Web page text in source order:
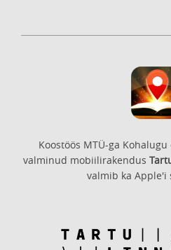
Koostöös MTÜ-ga
valminud mobiilirakendus
valmib ka Apple'i